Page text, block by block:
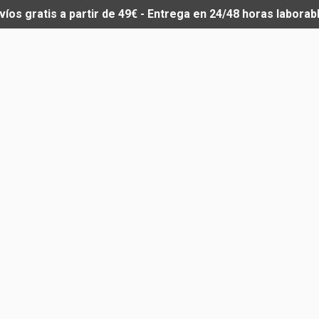
gratis a partir de 49€ - Entrega en 24/48 horas